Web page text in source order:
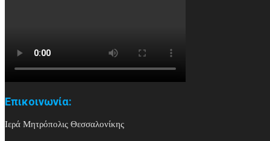
Επικοινωνία:
Ιερά Μητρόπολις Θεσσαλονίκης